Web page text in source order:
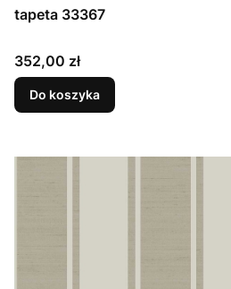
tapeta 33367
Cena
352,00 zł
Do koszyka